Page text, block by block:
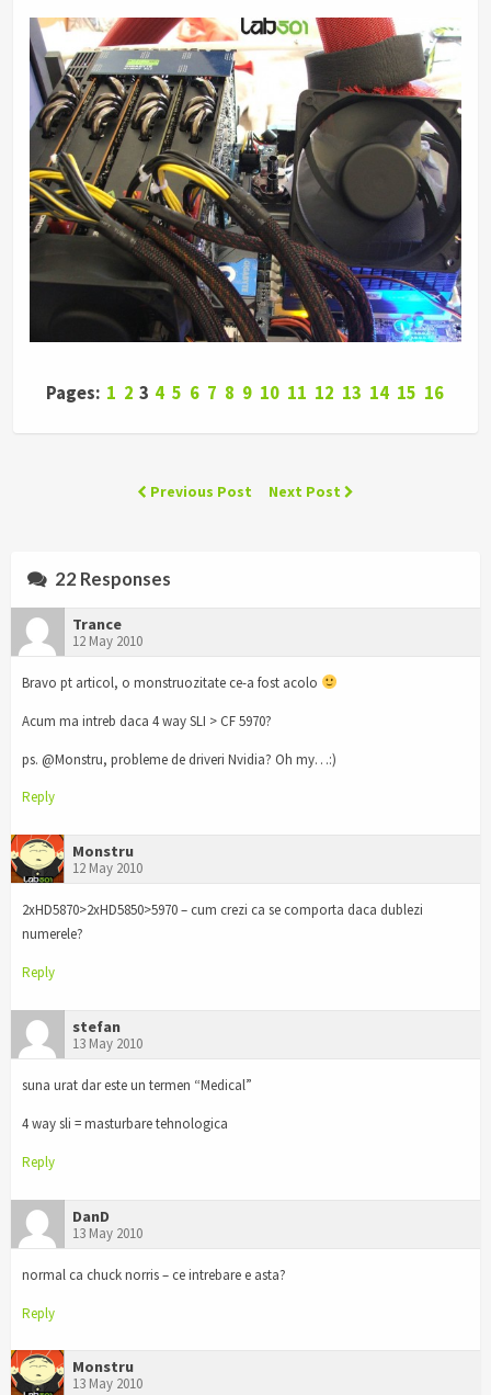
Pages: 1 2 3 4 5 6 7 8 9 10 11 12 13 14 15 16
Previous Post Next Post
22 Responses
Trance
12 May 2010
Bravo pt articol, o monstruozitate ce-a fost acolo
Acum ma intreb daca 4 way SLI > CF 5970?
ps. @Monstru, probleme de driveri Nvidia? Oh my…:)
Reply
Monstru
12 May 2010
2xHD5870>2xHD5850>5970 – cum crezi ca se comporta daca dublezi
numerele?
Reply
stefan
13 May 2010
suna urat dar este un termen “Medical”
4 way sli = masturbare tehnologica
Reply
DanD
13 May 2010
normal ca chuck norris – ce intrebare e asta?
Reply
Monstru
13 May 2010